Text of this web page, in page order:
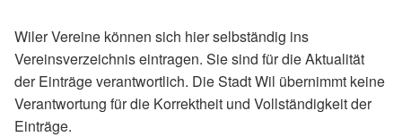
Wiler Vereine können sich hier selbständig ins
Vereinsverzeichnis eintragen. Sie sind für die Aktualität
der Einträge verantwortlich. Die Stadt Wil übernimmt keine
Verantwortung für die Korrektheit und Vollständigkeit der
Einträge.